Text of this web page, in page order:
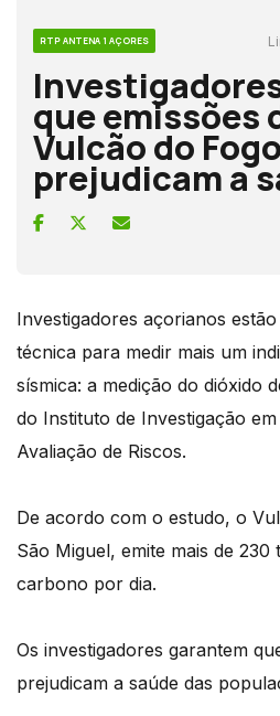
RTP ANTENA 1 AÇORES
que emissões
Vulcão do
prejudicam a
Investigadores açorianos
técnica para medir mais um
sísmica: a medição do dióxido
do Instituto de Investigação
Avaliação de Riscos.
De acordo com o estudo, o
São Miguel, emite mais de 230
carbono por dia.
Os investigadores garantem
prejudicam a saúde das